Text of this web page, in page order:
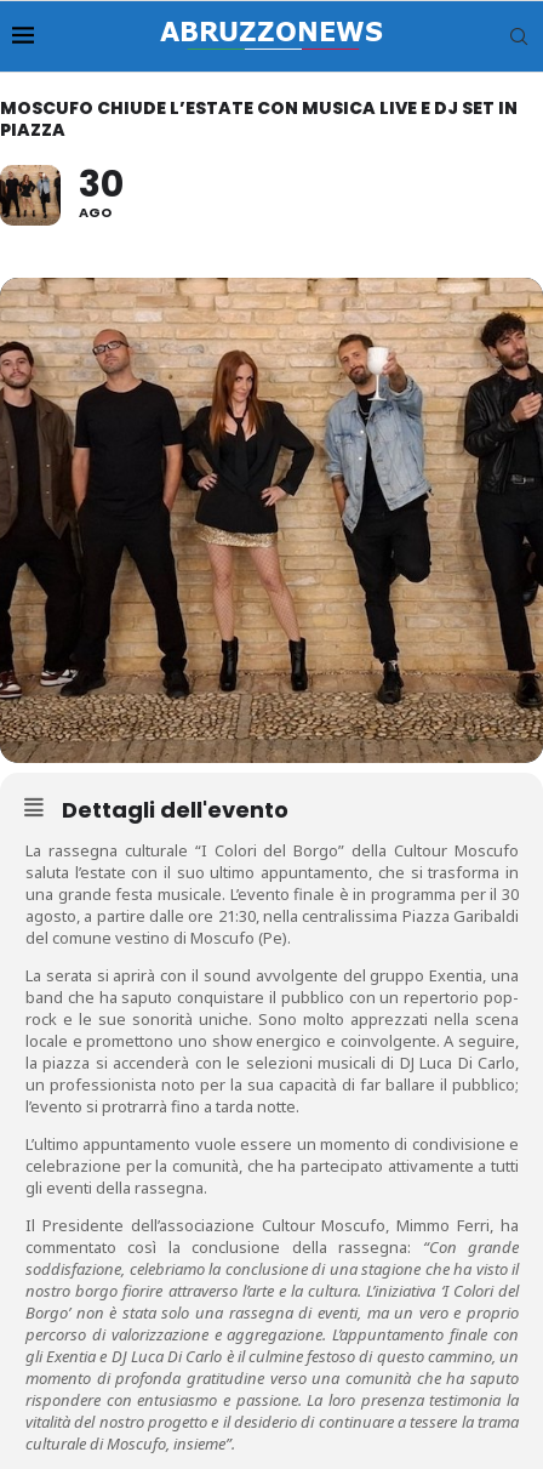
MOSCUFO CHIUDE L’ESTATE CON MUSICA LIVE E DJ SET IN
PIAZZA
30
AGO
Dettagli dell'evento
La rassegna culturale “I Colori del Borgo” della Cultour Moscufo
saluta l’estate con il suo ultimo appuntamento, che si trasforma in
una grande festa musicale. L’evento finale è in programma per il 30
agosto, a partire dalle ore 21:30, nella centralissima Piazza Garibaldi
del comune vestino di Moscufo (Pe).
La serata si aprirà con il sound avvolgente del gruppo Exentia, una
band che ha saputo conquistare il pubblico con un repertorio pop-
rock e le sue sonorità uniche. Sono molto apprezzati nella scena
locale e promettono uno show energico e coinvolgente. A seguire,
la piazza si accenderà con le selezioni musicali di DJ Luca Di Carlo,
un professionista noto per la sua capacità di far ballare il pubblico;
l’evento si protrarrà fino a tarda notte.
L’ultimo appuntamento vuole essere un momento di condivisione e
celebrazione per la comunità, che ha partecipato attivamente a tutti
gli eventi della rassegna.
Il Presidente dell’associazione Cultour Moscufo, Mimmo Ferri, ha
commentato così la conclusione della rassegna: “Con grande
soddisfazione, celebriamo la conclusione di una stagione che ha visto il
nostro borgo fiorire attraverso l’arte e la cultura. L’iniziativa ‘I Colori del
Borgo’ non è stata solo una rassegna di eventi, ma un vero e proprio
percorso di valorizzazione e aggregazione. L’appuntamento finale con
gli Exentia e DJ Luca Di Carlo è il culmine festoso di questo cammino, un
momento di profonda gratitudine verso una comunità che ha saputo
rispondere con entusiasmo e passione. La loro presenza testimonia la
vitalità del nostro progetto e il desiderio di continuare a tessere la trama
culturale di Moscufo, insieme”.